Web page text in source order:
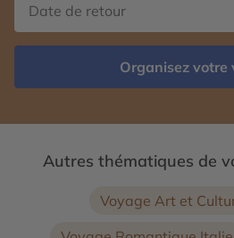
Organisez votre
Autres thématiques de
Voyage Art et